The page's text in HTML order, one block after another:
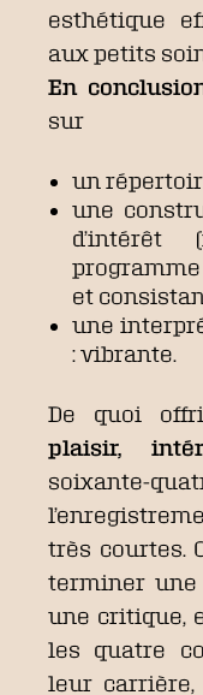
esthétique
aux petits
En
sur
un
une
d’intérêt
et
une
: vibrante.
De quoi
plaisir,
très courtes.
terminer
une critique,
les quatre
leur carrière,